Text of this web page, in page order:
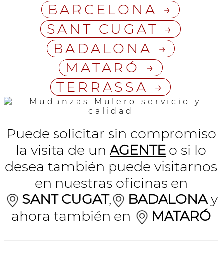
BARCELONA →
SANT CUGAT →
BADALONA →
MATARÓ →
TERRASSA →
Puede solicitar sin compromiso
la visita de un AGENTE o si lo
desea también puede visitarnos
en nuestras oficinas en
SANT CUGAT, BADALONAy
ahora también en
MATARÓ